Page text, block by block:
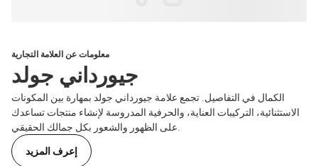
معلومات عن العلامة التجارية
جيورداني جولد
الكمال في التفاصيل. تجمع علامة جيورداني جولد بمهارة بين المكونات
الاستثنائية، التركيبات العناية، والحرفية المدروسة لإنشاء منتجات تساعدك
على الظهور والشعور بكل جمالك الحقيقي.
إعرف المزيد